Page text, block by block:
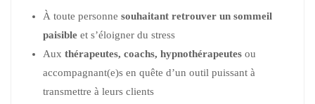
À toute personne souhaitant retrouver un sommeil
paisible et s’éloigner du stress
Aux thérapeutes, coachs, hypnothérapeutes ou
accompagnant(e)s en quête d’un outil puissant à
transmettre à leurs clients